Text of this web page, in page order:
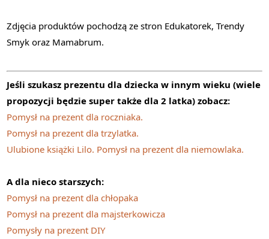
Zdjęcia produktów pochodzą ze stron Edukatorek, Trendy
Smyk oraz Mamabrum.
Jeśli szukasz prezentu dla dziecka w innym wieku (wiele
propozycji będzie super także dla 2 latka) zobacz:
Pomysł na prezent dla roczniaka.
Pomysł na prezent dla trzylatka.
Ulubione książki Lilo. Pomysł na prezent dla niemowlaka.
A dla nieco starszych:
Pomysł na prezent dla chłopaka
Pomysł na prezent dla majsterkowicza
Pomysły na prezent DIY